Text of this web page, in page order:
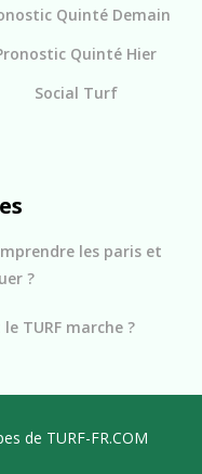
Quinté Demain
Quinté Hier
Social Turf
les paris et
?
TURF marche ?
de TURF-FR.COM